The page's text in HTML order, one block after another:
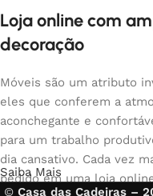
Loja online com
decoração
Móveis são um atributo
eles que conferem a
aconchegante e
para um trabalho
dia cansativo. Cada vez
pedido em uma loja
Saiba Mais
© Casa das Cadeiras –